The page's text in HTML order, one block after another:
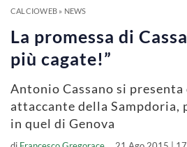
CALCIOWEB» NEWS
La promessa di
più cagate!”
Antonio Cassano si presenta
attaccante della Sampdoria,
in quel di Genova